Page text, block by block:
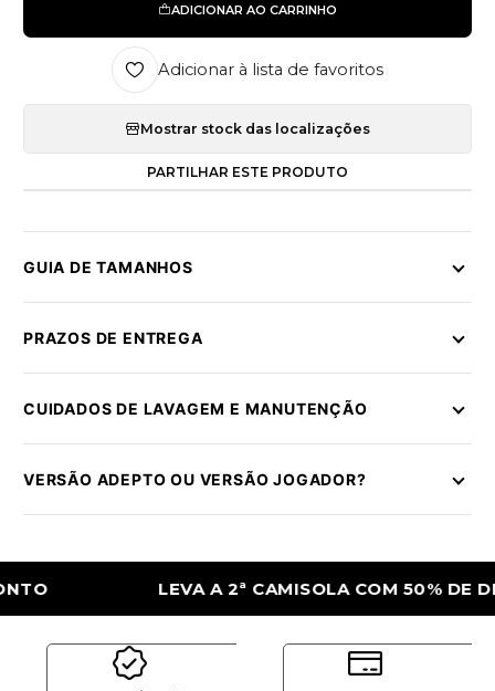
ADICIONAR AO CARRINHO
Adicionar à lista de favoritos
Mostrar stock das localizações
PARTILHAR ESTE PRODUTO
GUIA DE TAMANHOS
PRAZOS DE ENTREGA
CUIDADOS DE LAVAGEM E MANUTENÇÃO
VERSÃO ADEPTO OU VERSÃO JOGADOR?
LEVA A 2ª CAMISOLA COM 50% DE